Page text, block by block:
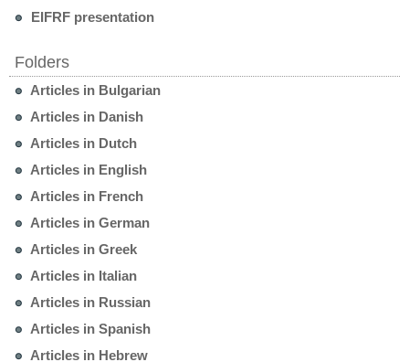
EIFRF presentation
Folders
Articles in Bulgarian
Articles in Danish
Articles in Dutch
Articles in English
Articles in French
Articles in German
Articles in Greek
Articles in Italian
Articles in Russian
Articles in Spanish
Articles in Hebrew